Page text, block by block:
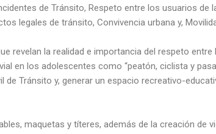
de Tránsito, Respeto entre los usuarios de
legales de tránsito, Convivencia urbana y,
revelan la realidad e importancia del respeto
en los adolescentes como “peatón, ciclista y
Tránsito y, generar un espacio recreativo-
maquetas y títeres, además de la creación de